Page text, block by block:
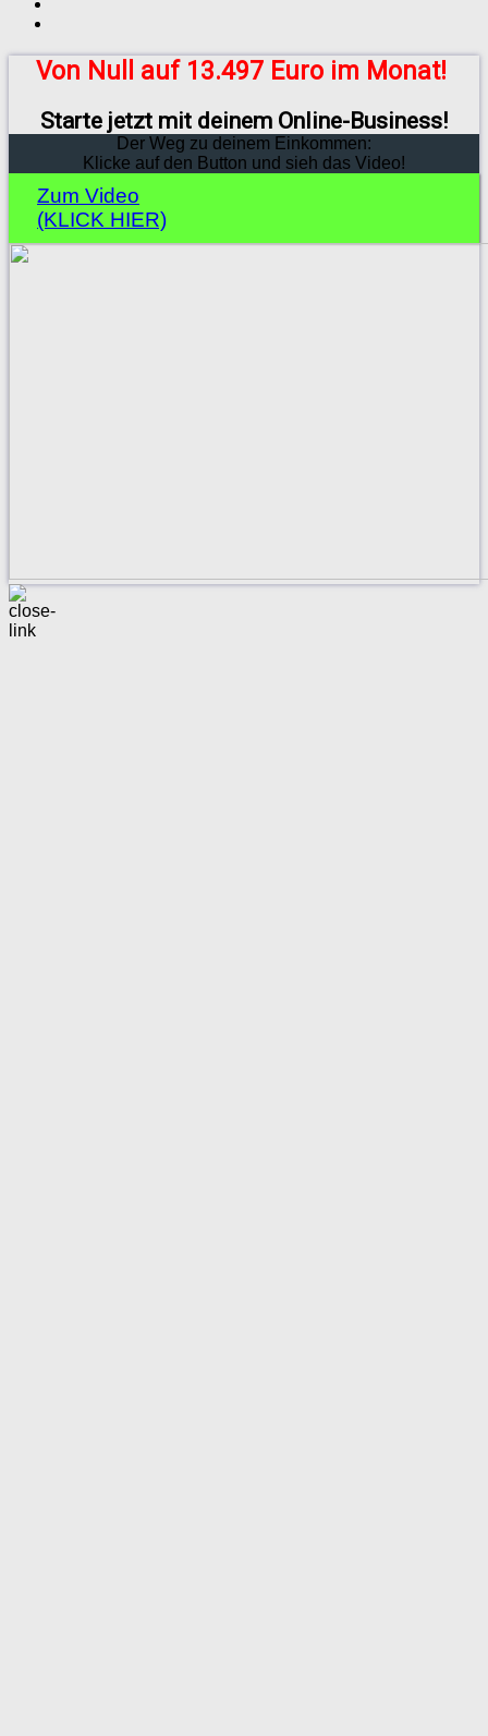
Von Null auf 13.497 Euro im Monat!
Starte jetzt mit deinem Online-Business!
Der Weg zu deinem Einkommen:
Klicke auf den Button und sieh das Video!
Zum Video
(KLICK HIER)